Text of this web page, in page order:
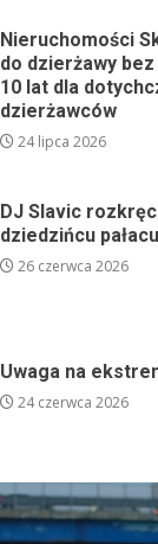
Nieruchomości
do dzierżawy
10 lat dla
dzierżawców
24 lipca 2026
DJ Slavic
dziedzińcu pałacu
26 czerwca 2026
Uwaga na
24 czerwca 2026